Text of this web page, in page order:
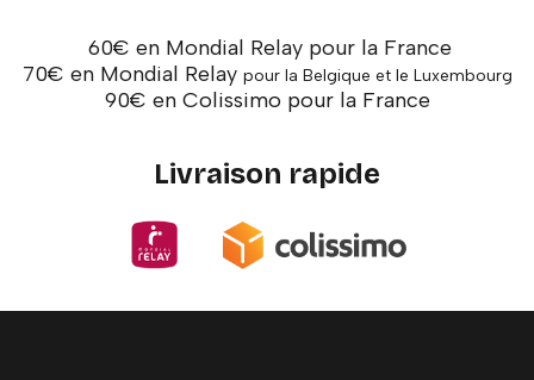
60€ en Mondial Relay pour la France
70€ en Mondial Relay pour la Belgique et le Luxembourg
90€ en Colissimo pour la France
Livraison rapide